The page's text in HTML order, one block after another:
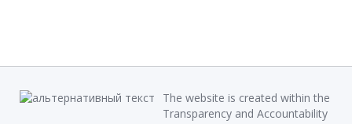
The website is created within the
Transparency and Accountability